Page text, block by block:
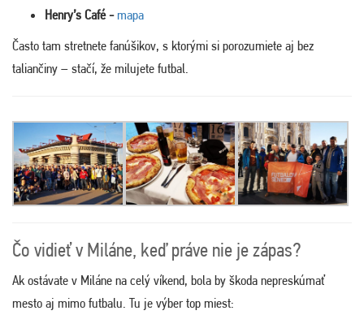
Henry’s Café - mapa
Často tam stretnete fanúšikov, s ktorými si porozumiete aj bez
taliančiny – stačí, že milujete futbal.
Čo vidieť v Miláne, keď práve nie je zápas?
Ak ostávate v Miláne na celý víkend, bola by škoda nepreskúmať
mesto aj mimo futbalu. Tu je výber top miest: